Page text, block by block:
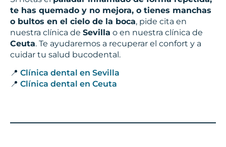
te has quemado y no mejora, o tienes manchas
o bultos en el cielo de la boca, pide cita en
nuestra clínica de Sevilla o en nuestra clínica de
Ceuta. Te ayudaremos a recuperar el confort y a
cuidar tu salud bucodental.
📍 Clínica dental en Sevilla
📍 Clínica dental en Ceuta